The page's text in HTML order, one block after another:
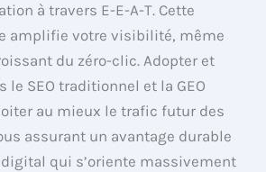
à travers E-E-A-T. Cette
amplifie votre visibilité, même
du zéro-clic. Adopter et
le SEO traditionnel et la GEO
au mieux le trafic futur des
assurant un avantage durable
qui s’oriente massivement